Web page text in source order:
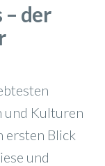
– der
und Kulturen
ersten Blick
und